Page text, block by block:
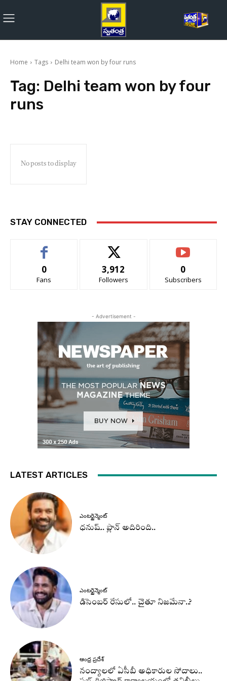
Home Tags Delhi team won by four runs
Tag: Delhi team won by four
runs
No posts to display
STAY CONNECTED
0
Fans
3,912
Followers
0
Subscribers
- Advertisement -
LATEST ARTICLES
ఎంటర్టైన్మెంట్
ధనుష్‌.. ప్లాన్ అదిరింది..
ఎంటర్టైన్మెంట్
డిసెంబర్ రేసులో.. చైతూ నిజమేనా..?
ఆంధ్ర ప్రదేశ్
నంద్యాలలో ఏసీబీ అధికారుల సోదాలు..